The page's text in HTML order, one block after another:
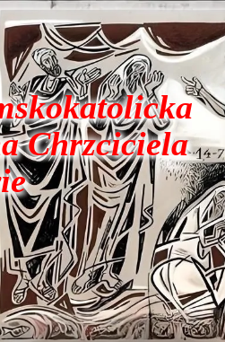
Chrzciciela